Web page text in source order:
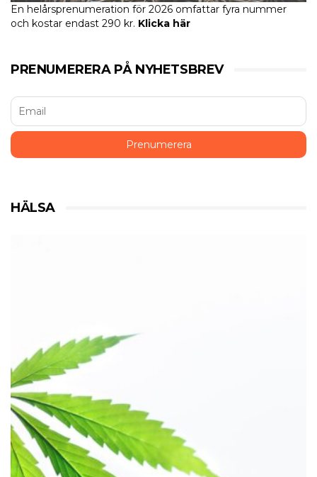
En helårsprenumeration för 2026 omfattar fyra nummer
och kostar endast 290 kr. Klicka här
PRENUMERERA PÅ NYHETSBREV
HÄLSA